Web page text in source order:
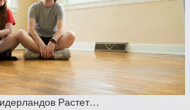
Растет…